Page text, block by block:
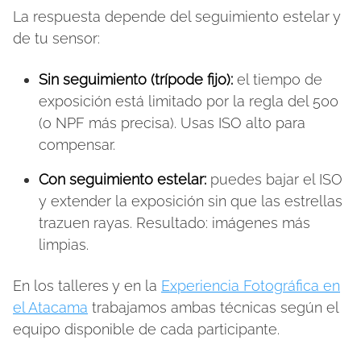
La respuesta depende del seguimiento estelar y
de tu sensor:
Sin seguimiento (trípode fijo): el tiempo de
exposición está limitado por la regla del 500
(o NPF más precisa). Usas ISO alto para
compensar.
Con seguimiento estelar: puedes bajar el ISO
y extender la exposición sin que las estrellas
trazuen rayas. Resultado: imágenes más
limpias.
En los talleres y en la Experiencia Fotográfica en
el Atacama trabajamos ambas técnicas según el
equipo disponible de cada participante.